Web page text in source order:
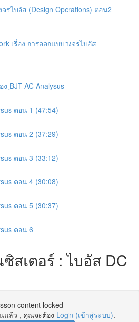
รไบอัส (Design Operations) ตอน2
เรื่อง การออกแบบวงจรไบอัส
ง ฺBJT AC Analysus
ตอน 1 (47:54)
ตอน 2 (37:29)
ตอน 3 (33:12)
ตอน 4 (30:08)
ตอน 5 (30:37)
ตอน 6
สเตอร์ : ไบอัส DC
content locked
แล้ว , คุณจะต้อง Login (เข้าสู่ระบบ).